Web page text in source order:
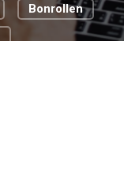
Bonrollen